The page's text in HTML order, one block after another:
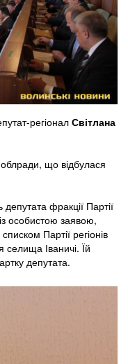
регіонал Світлана
облради, що відбулася
фракції Партії
із особистою заявою,
Партії регіонів
селища Іваничі. Їй
депутата.